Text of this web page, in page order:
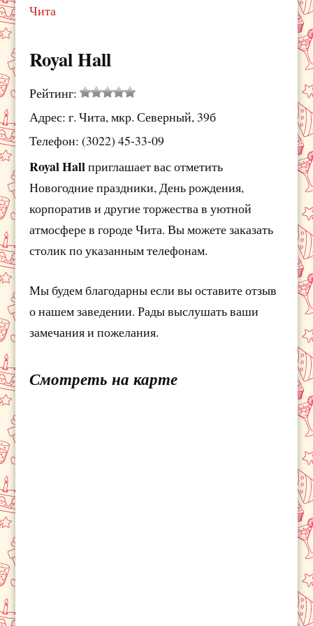
Чита
Royal Hall
Рейтинг:
Адрес: г. Чита, мкр. Северный, 39б
Телефон: (3022) 45-33-09
Royal Hallприглашает вас отметить
Новогодние праздники, День рождения,
корпоратив и другие торжества в уютной
атмосфере в городе Чита. Вы можете заказать
столик по указанным телефонам.
Мы будем благодарны если вы оставите отзыв
о нашем заведении. Рады выслушать ваши
замечания и пожелания.
Смотреть на карте